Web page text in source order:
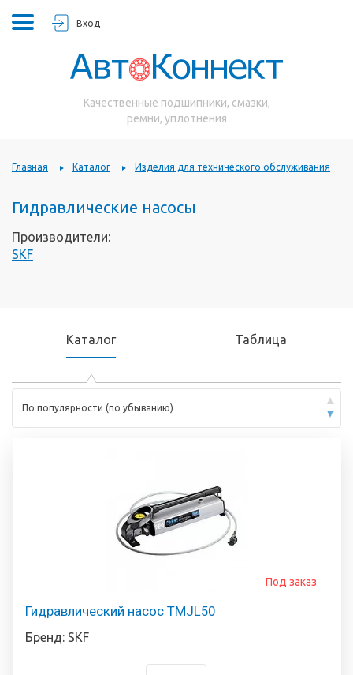
Вход
Качественные подшипники, смазки,
ремни, уплотнения
Главная Каталог Изделия для технического обслуживания
Гидравлические насосы
Производители:
SKF
Каталог Таблица
По популярности (по убыванию)
Гидравлический насос TMJL50
Под заказ
Бренд: SKF